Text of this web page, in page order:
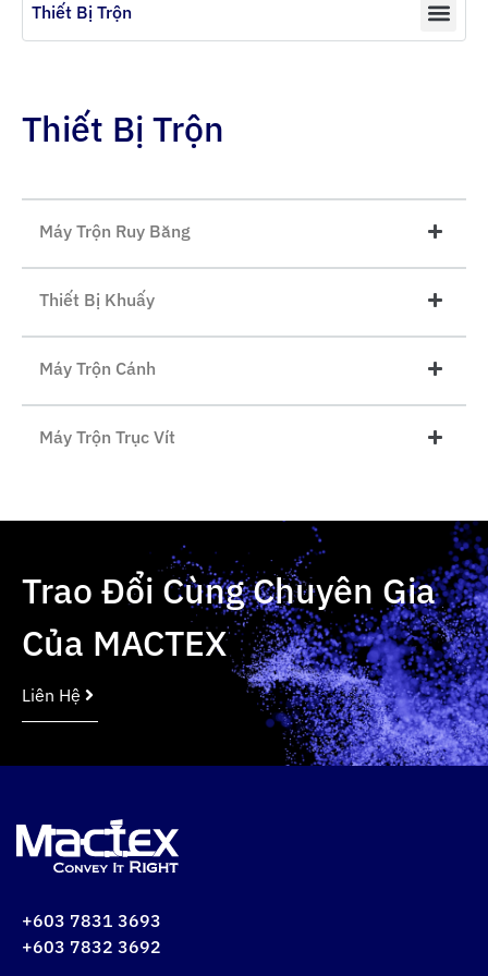
Thiết Bị Trộn
Thiết Bị Trộn
Máy Trộn Ruy Băng
Thiết Bị Khuấy
Máy Trộn Cánh
Máy Trộn Trục Vít
Trao Đổi Cùng Chuyên Gia
Của MACTEX
Liên Hệ
+603 7831 3693
+603 7832 3692